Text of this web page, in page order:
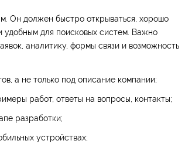
Он должен быстро открываться, хорошо
удобным для поисковых систем. Важно
аналитику, формы связи и возможность
а не только под описание компании;
работ, ответы на вопросы, контакты;
разработки;
устройствах;